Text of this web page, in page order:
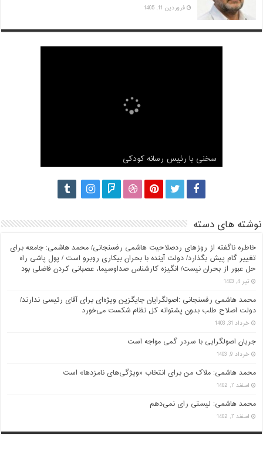
فروردین 11, 1405
مصاحبه با محمد هاشمی برنامه دست خط
سخنی با رئیس رسانه کودکی
ناگفته های محمد هاشمی درباره آیت الله هاشمی
هاشمی رفسنجانی
گزارش کامل ثبت نام محمد هاشمی رفسنجانی
نوشته های دسته
خاطره ناگفته از روزهای ردصلاحیت هاشمی رفسنجانی/ محمد هاشمی: جامعه برای
تغییر گام پیش بگذارد/ دولت آینده با بحران بیکاری روبرو است / پول پاشی راه
حل عبور از بحران نیست/ انگیزه کارشناس صداوسیما، عصبانی کردن فاضلی بود
تیر 4, 1403
محمد هاشمی رفسنجانی :اصولگرایان جایگزین ویژه‌ای برای آقای رئیسی ندارند/
دولت اصلاح طلب بدون پشتوانه کل نظام شکست می‌خورد
خرداد 31, 1403
جریان اصولگرایی با سردر گمی مواجه است
خرداد 9, 1403
محمد هاشمی: ملاک من برای انتخاب «ویژگی‌های نامزدها» است
اسفند 7, 1402
محمد هاشمی: لیستی رای نمی‌دهم
اسفند 7, 1402